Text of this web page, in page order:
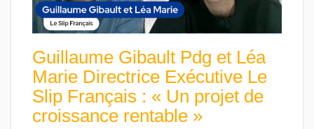
Guillaume Gibault Pdg et Léa
Marie Directrice Exécutive Le
Slip Français : « Un projet de
croissance rentable »